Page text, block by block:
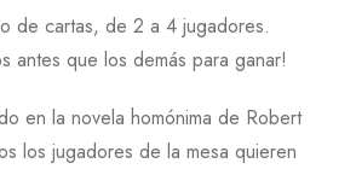
de cartas, de 2 a 4 jugadores.
antes que los demás para ganar!
en la novela homónima de Robert
los jugadores de la mesa quieren